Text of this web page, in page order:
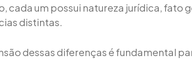
cada um possui natureza jurídica, fato
distintas.
dessas diferenças é fundamental